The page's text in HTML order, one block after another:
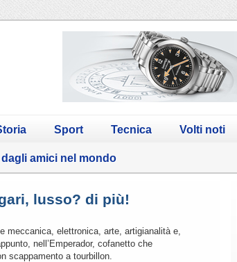
Sport Tecnica Volti noti
dagli amici nel mondo
lusso? di più!
meccanica, elettronica, arte, artigianalità e,
nell’Emperador, cofanetto che
scappamento a tourbillon.